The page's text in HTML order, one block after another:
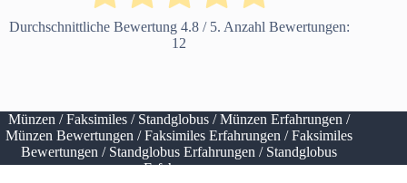
Durchschnittliche Bewertung 4.8/ 5. Anzahl Bewertungen:
12
Münzen /Faksimiles / Standglobus /Münzen Erfahrungen /
Münzen Bewertungen /Faksimiles Erfahrungen /Faksimiles
Bewertungen / Standglobus Erfahrungen / Standglobus
Erfahrungen